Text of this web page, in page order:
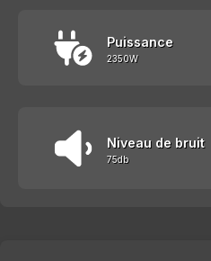
Puissance
2350W
Niveau de bruit
75db